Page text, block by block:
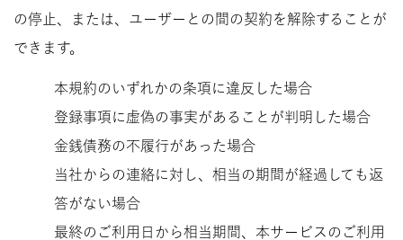
の停止、または、ユーザーとの間の契約を解除することが
できます。
本規約のいずれかの条項に違反した場合
登録事項に虚偽の事実があることが判明した場合
金銭債務の不履行があった場合
当社からの連絡に対し、相当の期間が経過しても返
答がない場合
最終のご利用日から相当期間、本サービスのご利用